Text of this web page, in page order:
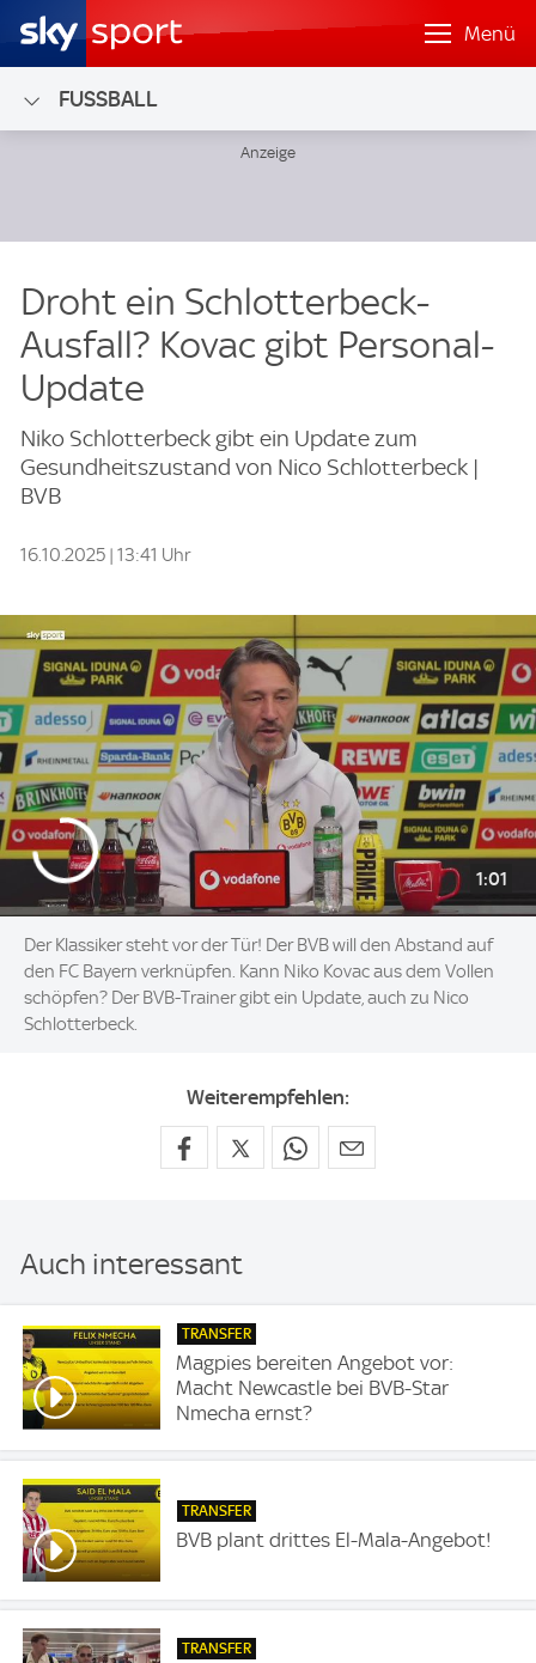
Menü
FUSSBALL
Droht ein Schlotterbeck-
Ausfall? Kovac gibt Personal-
Update
Niko Schlotterbeck gibt ein Update zum
Gesundheitszustand von Nico Schlotterbeck |
BVB
16.10.2025 | 13:41 Uhr
1:01
Der Klassiker steht vor der Tür! Der BVB will den Abstand auf
den FC Bayern verknüpfen. Kann Niko Kovac aus dem Vollen
schöpfen? Der BVB-Trainer gibt ein Update, auch zu Nico
Schlotterbeck.
Weiterempfehlen:
Auch interessant
TRANSFER
Magpies bereiten Angebot vor:
Macht Newcastle bei BVB-Star
Nmecha ernst?
TRANSFER
BVB plant drittes El-Mala-Angebot!
TRANSFER